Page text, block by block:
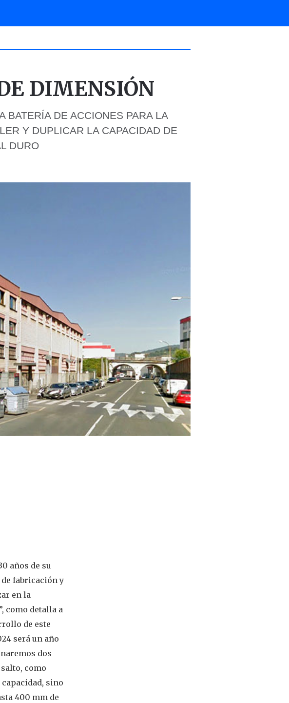
DIMENSIÓN
BATERÍA DE ACCIONES PARA LA
Y DUPLICAR LA CAPACIDAD DE
DURO
años de su
fabricación y
en la
como detalla a
de este
será un año
dos
como
sino
400 mm de